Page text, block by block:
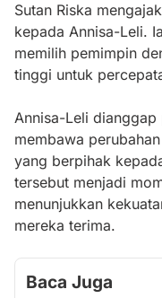
Sutan Riska
kepada Annisa-Leli.
memilih pemimpin
tinggi untuk
Annisa-Leli
membawa
yang berpihak
tersebut menjadi
menunjukkan
mereka terima.
Baca Juga